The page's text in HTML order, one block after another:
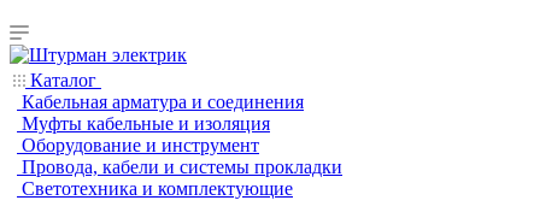
Каталог
Кабельная арматура и соединения
Муфты кабельные и изоляция
Оборудование и инструмент
Провода, кабели и системы прокладки
Светотехника и комплектующие